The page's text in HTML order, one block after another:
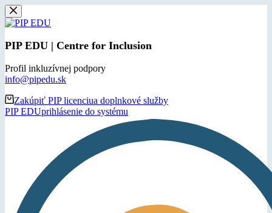
Skip
to
PIP EDU | Centre for Inclusion
Profil inkluzívnej podpory
info@pipedu.sk
Zakúpiť PIP licenciua doplnkové služby
PIP EDUprihlásenie do systému